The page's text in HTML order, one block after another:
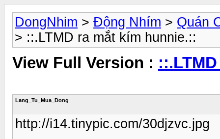
DongNhim > Động Nhím > Quán
> ::.LTMD ra mắt kím hunnie.::
View Full Version :
Lang_Tu_Mua_Dong
http://i14.tinypic.com/30djzvc.jpg